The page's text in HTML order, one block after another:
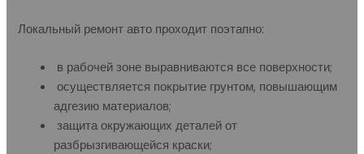
Локальный ремонт авто проходит поэтапно:
в рабочей зоне выравниваются все поверхности;
осуществляется покрытие грунтом, повышающим
адгезию материалов;
защита окружающих деталей от
разбрызгивающейся краски;